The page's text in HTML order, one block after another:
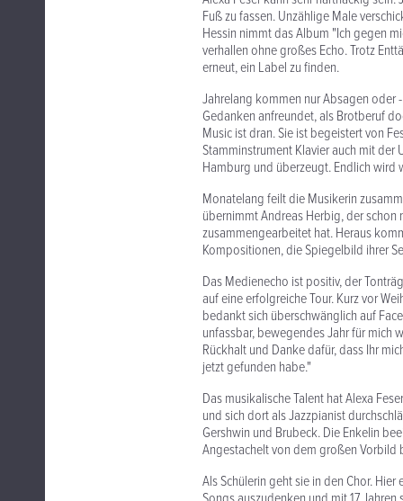
Fuß zu fassen. Unzählige Male
Hessin nimmt das Album "Ich gegen
verhallen ohne großes Echo. Trotz
erneut, ein Label zu finden.
Jahrelang kommen nur Absagen oder
Gedanken anfreundet, als Brotberuf
Music ist dran. Sie ist begeistert von
Stamminstrument Klavier auch mit der
Hamburg und überzeugt. Endlich wird
Monatelang feilt die Musikerin
übernimmt Andreas Herbig, der
zusammengearbeitet hat. Heraus
Kompositionen, die Spiegelbild ihrer
Das Medienecho ist positiv, der
auf eine erfolgreiche Tour. Kurz vor
bedankt sich überschwänglich auf
unfassbar, bewegendes Jahr für mich
Rückhalt und Danke dafür, dass Ihr
jetzt gefunden habe."
Das musikalische Talent hat Alexa
und sich dort als Jazzpianist
Gershwin und Brubeck. Die Enkelin
Angestachelt von dem großen Vorbild
Als Schülerin geht sie in den Chor.